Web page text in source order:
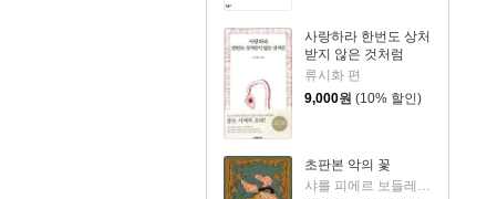
사랑하라 한번도 상처
받지 않은 것처럼
류시화 편
9,000원 (10% 할인)
초판본 악의 꽃
샤를 피에르 보들레르 저/이효숙 역